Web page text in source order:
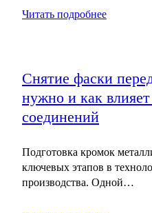
Читать подробнее
Снятие фаски
нужно и как
соединений
Подготовка кромок
ключевых этапов в
производства. Одной…